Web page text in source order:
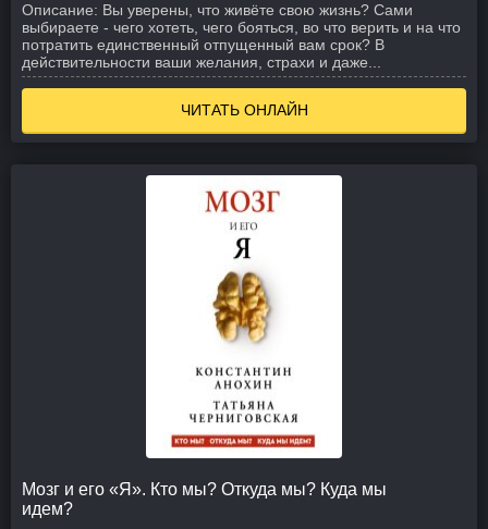
Описание: Вы уверены, что живёте свою жизнь? Сами
выбираете - чего хотеть, чего бояться, во что верить и на что
потратить единственный отпущенный вам срок? В
действительности ваши желания, страхи и даже...
ЧИТАТЬ ОНЛАЙН
Мозг и его «Я». Кто мы? Откуда мы? Куда мы
идем?